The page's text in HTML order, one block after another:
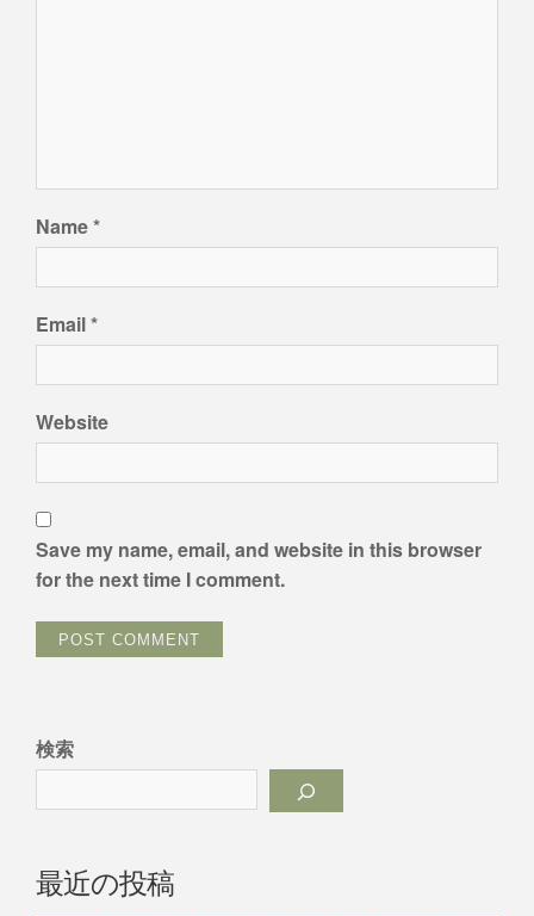
Name*
Email*
Website
Save my name, email, and website in this browser
for the next time I comment.
検索
最近の投稿